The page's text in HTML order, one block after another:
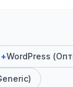
+WordPress